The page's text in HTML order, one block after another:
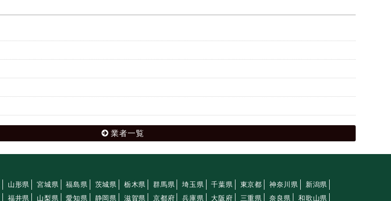
業者一覧
山形県 宮城県 福島県 茨城県 栃木県 群馬県 埼玉県 千葉県 東京都 神奈川県
新潟県
福井県 山梨県 愛知県 静岡県 滋賀県 京都府 兵庫県 大阪府 三重県 奈良県 和歌山県